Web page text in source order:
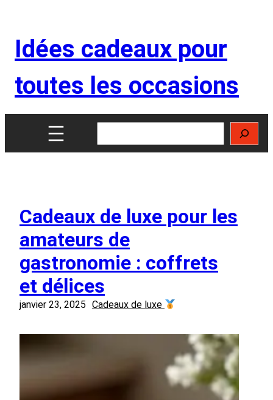
contenu
Idées cadeaux pour
toutes les occasions
Cadeaux de luxe pour les
amateurs de
gastronomie : coffrets
et délices
janvier 23, 2025 Cadeaux de luxe